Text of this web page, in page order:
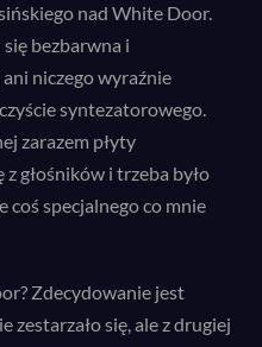
nad White Door.
się bezbarwna i
niczego wyraźnie
syntezatorowego.
zarazem płyty
głośników i trzeba było
coś specjalnego co mnie
Zdecydowanie jest
zestarzało się, ale z drugiej